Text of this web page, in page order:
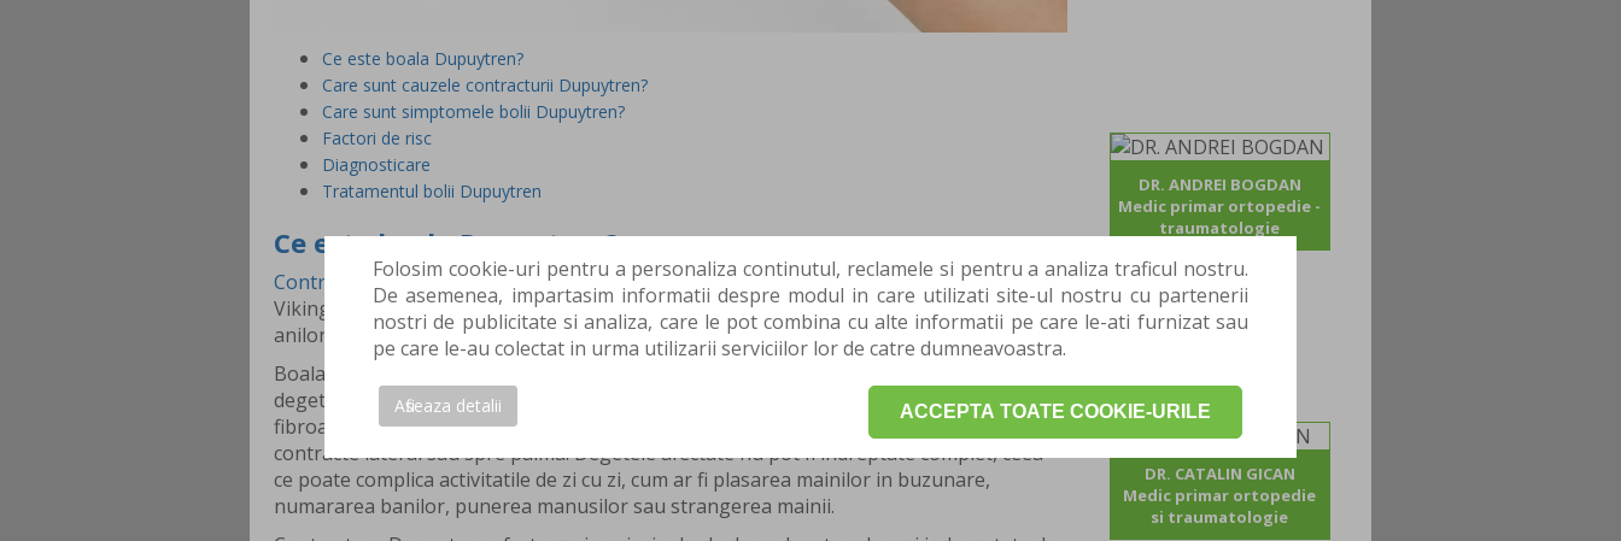
Folosim cookie-uri pentru a personaliza continutul, reclamele si pentru a analiza traficul nostru.
De asemenea, impartasim informatii despre modul in care utilizati site-ul nostru cu partenerii
nostri de publicitate si analiza, care le pot combina cu alte informatii pe care le-ati furnizat sau
pe care le-au colectat in urma utilizarii serviciilor lor de catre dumneavoastra.
ACCEPTA TOATE COOKIE-URILE
Afiseaza detalii
Ce este boala Dupuytren?
Care sunt cauzele contracturii Dupuytren?
Care sunt simptomele bolii Dupuytren?
Factori de risc
Diagnosticare
Tratamentul bolii Dupuytren
Ce este boala Dupuytren?
Contractura Dupuytrenmai este numita si boala Dupuytren, Morbus Dupuytren, boala
Vikingului si mana celtica. Contractura Dupuytren se dezvolta de obicei de-a lungul
anilor si afecteaza un strat de tesut care se afla sub pielea palmei.
Boala Dupuytren reprezinta o ingrosare anormala a pielii din palma mainii, la baza
degetelor. Aceasta zona ingrosata se poate dezvolta intr-un nodul dur sau o banda
fibroasa. In timp, aceasta poate provoca unul sau mai multe degete sa se indoaie, sa se
contracte lateral sau spre palma. Degetele afectate nu pot fi indreptate complet, ceea
ce poate complica activitatile de zi cu zi, cum ar fi plasarea mainilor in buzunare,
numararea banilor, punerea manusilor sau strangerea mainii.
DR. ANDREI BOGDAN
Medic primar ortopedie -
traumatologie
DR. CATALIN GICAN
Medic primar ortopedie
si traumatologie